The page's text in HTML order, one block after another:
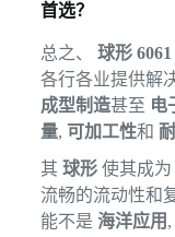
首选？
总之、 球形
各行各业提供解
成型制造甚至 电
量, 可加工性和
其 球形使其成为
流畅的流动性和
能不是 海洋应用 ,